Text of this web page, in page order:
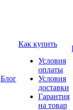
Блог
Как купить
Условия
оплаты
Условия
доставки
Гарантия
на товар